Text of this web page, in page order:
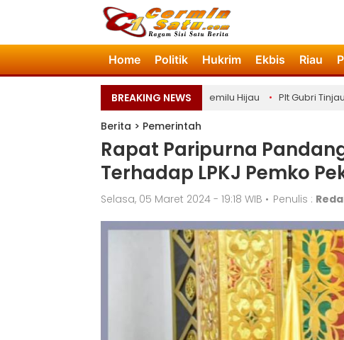
Home Politik Hukrim Ekbis Riau
BREAKING NEWS
KPU Riau Luncurkan Sekolah Pemilu Hijau •Plt Gubri Tinjau
Berita > Pemerintah
Rapat Paripurna
Terhadap LPKJ Pemko
Selasa, 05 Maret 2024 - 19:18 WIB • Penulis :